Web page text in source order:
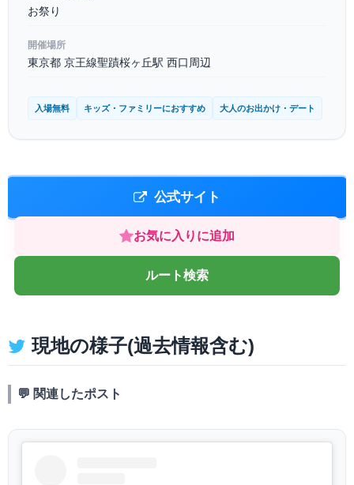
お祭り
開催場所
東京都 京王線聖蹟桜ヶ丘駅 西口周辺
入場無料 キッズ・ファミリーにおすすめ 大人のお出かけ・デート
公式サイト
お気に入りに追加
ルート検索
現地の様子(過去情報含む)
💬 関連したポスト